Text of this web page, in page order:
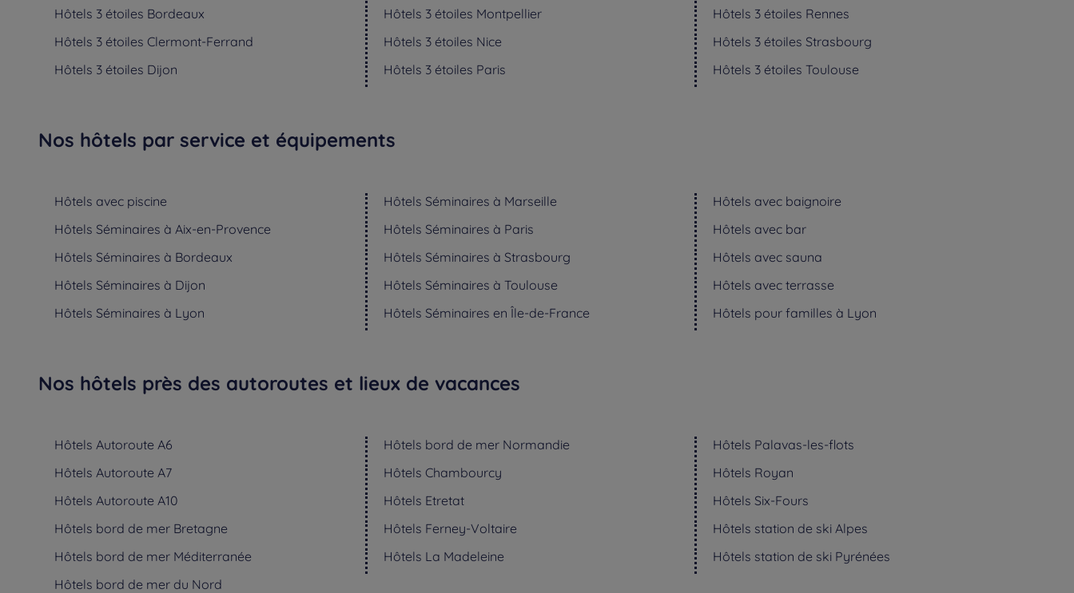
Hôtels 3 étoiles Bordeaux Hôtels 3 étoiles Montpellier Hôtels 3 étoiles Rennes
Hôtels 3 étoiles Clermont-Ferrand Hôtels 3 étoiles Nice Hôtels 3 étoiles Strasbourg
Hôtels 3 étoiles Dijon Hôtels 3 étoiles Paris Hôtels 3 étoiles Toulouse
Nos hôtels par service et équipements
Hôtels avec piscine Hôtels Séminaires à Marseille Hôtels avec baignoire
Hôtels Séminaires à Aix-en-Provence Hôtels Séminaires à Paris Hôtels avec bar
Hôtels Séminaires à Bordeaux Hôtels Séminaires à Strasbourg Hôtels avec sauna
Hôtels Séminaires à Dijon Hôtels Séminaires à Toulouse Hôtels avec terrasse
Hôtels Séminaires à Lyon Hôtels Séminaires en Île-de-France Hôtels pour familles à Lyon
Nos hôtels près des autoroutes et lieux de vacances
Hôtels Autoroute A6 Hôtels bord de mer Normandie Hôtels Palavas-les-flots
Hôtels Autoroute A7 Hôtels Chambourcy Hôtels Royan
Hôtels Autoroute A10 Hôtels Etretat Hôtels Six-Fours
Hôtels bord de mer Bretagne Hôtels Ferney-Voltaire Hôtels station de ski Alpes
Hôtels bord de mer Méditerranée Hôtels La Madeleine Hôtels station de ski Pyrénées
Hôtels bord de mer du Nord